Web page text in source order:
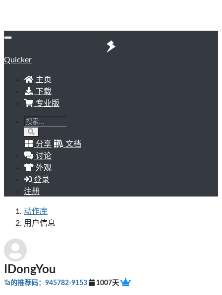
Quicker
主页
下载
专业版
分享
文档
讨论
外观
登录
注册
动作库
用户信息
IDongYou
Ta的推荐码：945782-9153 1007天